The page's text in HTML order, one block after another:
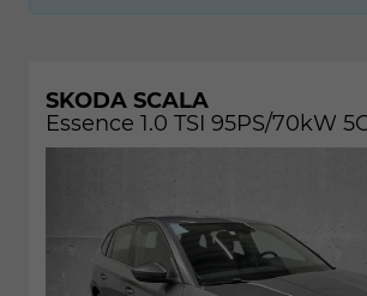
SKODA SCALA
Essence 1.0 TSI 95PS/70kW